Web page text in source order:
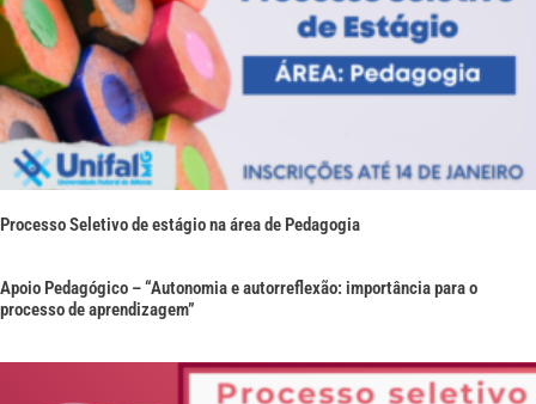
Processo Seletivo de estágio na área de Pedagogia
Apoio Pedagógico – “Autonomia e autorreflexão: importância para o
processo de aprendizagem”